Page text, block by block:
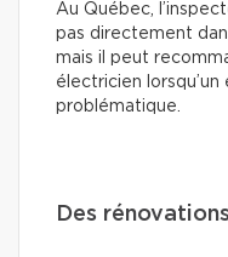
Au Québec,
pas directement
mais il peut
électricien
problématique.
Des